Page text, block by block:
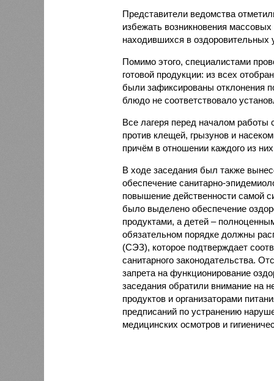
Представители ведомства
избежать возникновения
находившихся в оздоровительных
Помимо этого, специалистами
готовой продукции: из всех
были зафиксированы отклонения
блюдо не соответствовало
Все лагеря перед началом работы
против клещей, грызунов и
причём в отношении каждого из
В ходе заседания был также
обеспечение санитарно-
повышение действенности самой
было выделено обеспечение
продуктами, а детей –
обязательном порядке должны
(СЭЗ), которое подтверждает
санитарного законодательства.
запрета на функционирование
заседания обратили внимание на
продуктов и организаторами
предписаний по устранению
медицинских осмотров и